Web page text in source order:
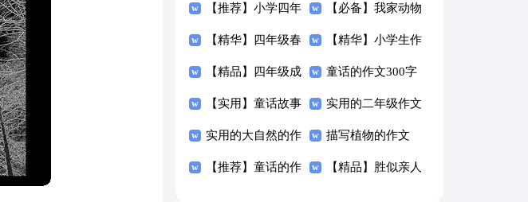
300字4篇 300字集合6篇
【推荐】小学四年
级作文300字三篇
【必备】我家动物
的作文300字四篇
【精华】四年级春
节作文300字集合8
篇
【精华】小学生作
文300字合集5篇
【精品】四年级成
长作文300字汇总7
篇
童话的作文300字
合集9篇
【实用】童话故事
作文300字四篇
实用的二年级作文
300字集合9篇
实用的大自然的作
文300字三篇
描写植物的作文
300字5篇
【推荐】童话的作 【精品】胜似亲人